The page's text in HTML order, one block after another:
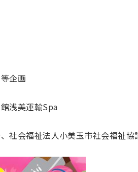
企画
浅美運輸Spa
社会福祉法人小美玉市社会福祉協